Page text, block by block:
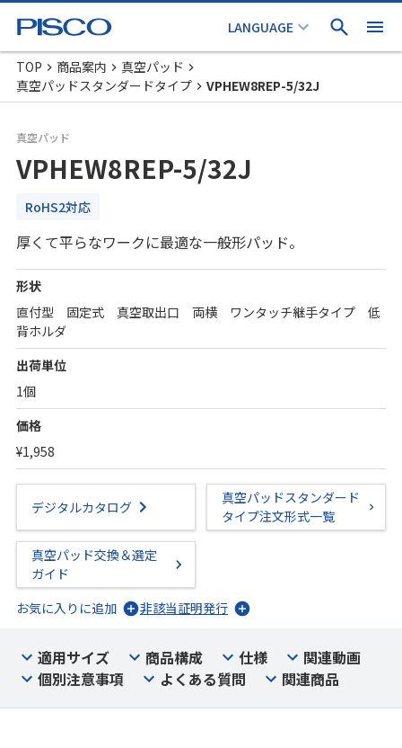
TOP 商品案内
真空パッド
真空パッドスタンダードタイプ
VPHEW8REP-5/32J
真空パッド
VPHEW8REP-5/32J
RoHS2対応
厚くて平らなワークに最適な一般形パッド。
形状
直付型 固定式 真空取出口 両横 ワンタッチ継手タイプ 低
背ホルダ
出荷単位
1個
価格
¥1,958
デジタルカタログ
真空パッドスタンダード
タイプ注文形式一覧
真空パッド交換＆選定
ガイド
お気に入りに追加
非該当証明発行
適用サイズ 商品構成 仕様
関連動画
個別注意事項
よくある質問 関連商品